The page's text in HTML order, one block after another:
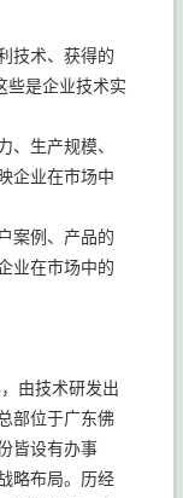
技术、获得的
些是企业技术实
、生产规模、
企业在市场中
案例、产品的
业在市场中的
由技术研发出
部位于广东佛
皆设有办事
略布局。历经